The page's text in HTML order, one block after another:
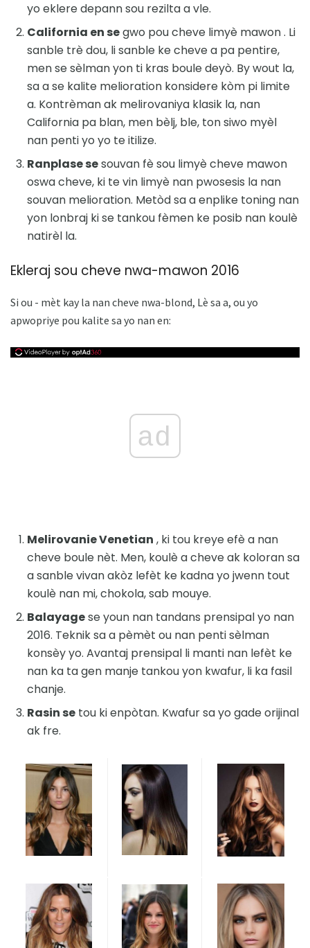
yo eklere depann sou rezilta a vle.
California en segwo pou cheve limyè mawon . Li
sanble trè dou, li sanble ke cheve a pa pentire,
men se sèlman yon ti kras boule deyò. By wout la,
sa a se kalite melioration konsidere kòm pi limite
a. Kontrèman ak melirovaniya klasik la, nan
California pa blan, men bèlj, ble, ton siwo myèl
nan penti yo yo te itilize.
Ranplase sesouvan fè sou limyè cheve mawon
oswa cheve, ki te vin limyè nan pwosesis la nan
souvan melioration. Metòd sa a enplike toning nan
yon lonbraj ki se tankou fèmen ke posib nan koulè
natirèl la.
Ekleraj sou cheve nwa-mawon 2016
Si ou - mèt kay la nan cheve nwa-blond, Lè sa a, ou yo
apwopriye pou kalite sa yo nan en:
ad
Melirovanie Venetian , ki tou kreye efè a nan
cheve boule nèt. Men, koulè a ​​cheve ak koloran sa
a sanble vivan akòz lefèt ke kadna yo jwenn tout
koulè nan mi, chokola, sab mouye.
Balayagese youn nan tandans prensipal yo nan
2016. Teknik sa a pèmèt ou nan penti sèlman
konsèy yo. Avantaj prensipal li manti nan lefèt ke
nan ka ta gen manje tankou yon kwafur, li ka fasil
chanje.
Rasin se tou ki enpòtan. Kwafur sa yo gade orijinal
ak fre.